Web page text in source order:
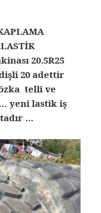
20.5R25
20 adettir
telli ve
yeni lastik iş
…